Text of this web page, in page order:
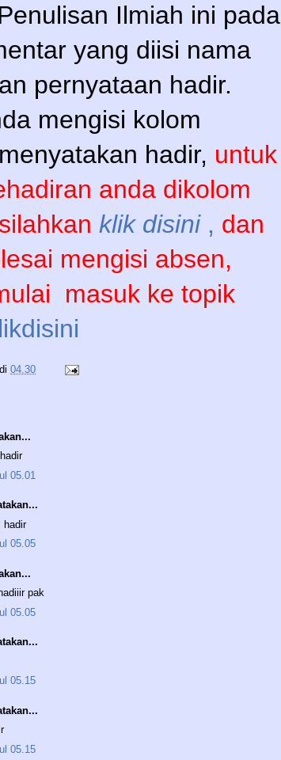
Ilmiah ini pada
yang diisi nama
pernyataan hadir.
mengisi kolom
hadir, untuk
anda dikolom
klik disini , dan
mengisi absen,
masuk ke topik
di 04.30
05.01
hadir
05.05
pak
05.05
05.15
05.15